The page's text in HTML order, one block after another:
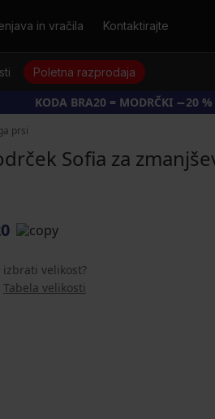
in vračila Kontaktirajte
Poletna razprodaja
KODA BRA20 = MODRČKI −20 %
prsi
Sofia za
izbrati velikost?
Tabela velikosti